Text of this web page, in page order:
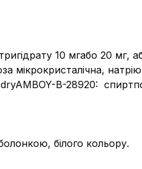
10 мгабо 20 мг,
мікрокристалічна,
B-28920:
білого кольору.